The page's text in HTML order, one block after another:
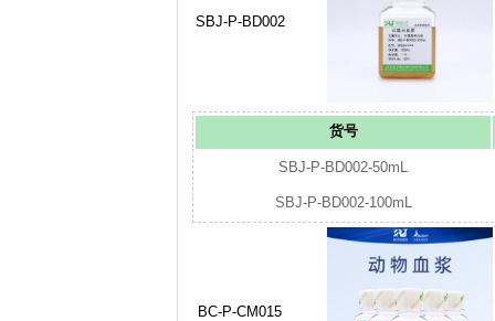
SBJ-P-BD002
货号
SBJ-P-BD002-50mL
SBJ-P-BD002-100mL
BC-P-CM015